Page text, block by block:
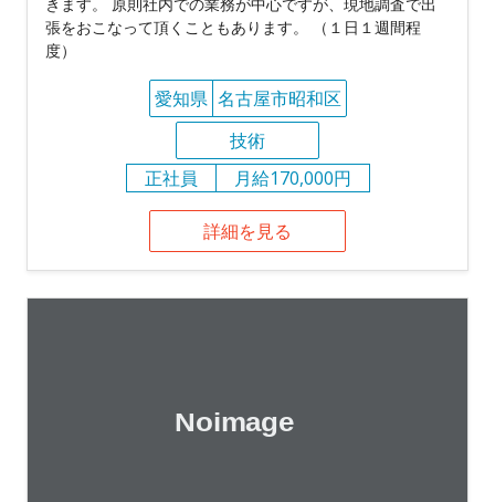
張をおこなって頂くこともあります。 （１日１週間程
度）
愛知県 名古屋市昭和区
技術
正社員
月給170,000円
詳細を見る